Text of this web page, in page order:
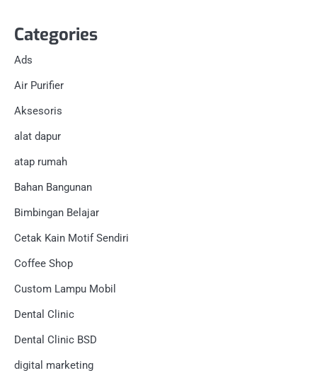
Categories
Ads
Air Purifier
Aksesoris
alat dapur
atap rumah
Bahan Bangunan
Bimbingan Belajar
Cetak Kain Motif Sendiri
Coffee Shop
Custom Lampu Mobil
Dental Clinic
Dental Clinic BSD
digital marketing